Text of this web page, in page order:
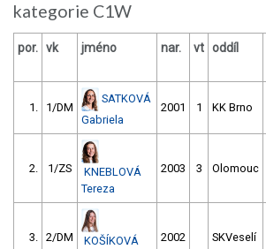
kategorie C1W
por. vk jméno nar. vt oddíl
1. 1/DM
SATKOVÁ
Gabriela
2001 1 KK Brno
2. 1/ZS
KNEBLOVÁ
Tereza
2003 3 Olomouc
3. 2/DM
KOŠÍKOVÁ
2002 SKVeselí